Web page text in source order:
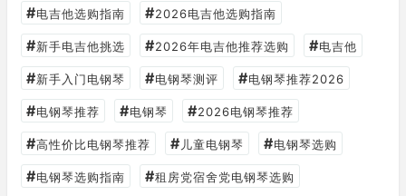
#电吉他选购指南 #2026电吉他选购指南
#新手电吉他挑选 #2026年电吉他推荐选购 #电吉他
#新手入门电钢琴 #电钢琴测评 #电钢琴推荐2026
#电钢琴推荐 #电钢琴 #2026电钢琴推荐
#高性价比电钢琴推荐 # 儿童电钢琴 #电钢琴选购
#电钢琴选购指南 #租房党宿舍党电钢琴选购